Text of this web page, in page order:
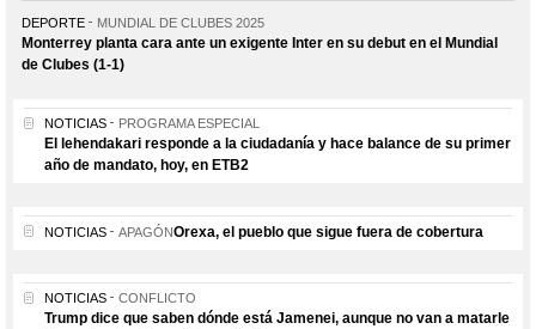
DEPORTE MUNDIAL DE CLUBES 2025
Monterrey planta cara ante un exigente Inter en su debut en el Mundial
de Clubes (1-1)
NOTICIAS PROGRAMA ESPECIAL
El lehendakari responde a la ciudadanía y hace balance de su primer
año de mandato, hoy, en ETB2
NOTICIAS APAGÓNOrexa, el pueblo que sigue fuera de cobertura
NOTICIAS CONFLICTO
Trump dice que saben dónde está Jamenei, aunque no van a matarle